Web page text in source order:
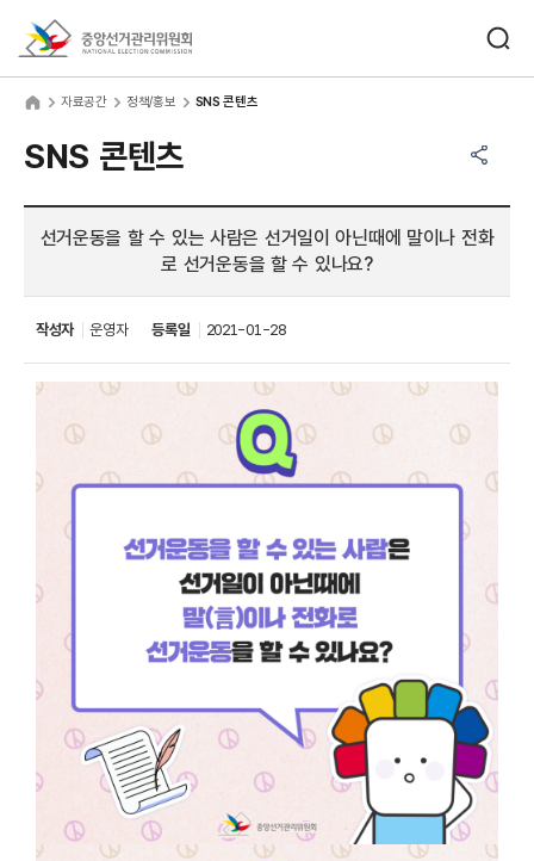
자료공간 정책/홍보 SNS 콘텐츠
SNS 콘텐츠
선거운동을 할 수 있는 사람은 선거일이 아닌때에 말이나 전화
로 선거운동을 할 수 있나요?
작성자 운영자 등록일 2021-01-28